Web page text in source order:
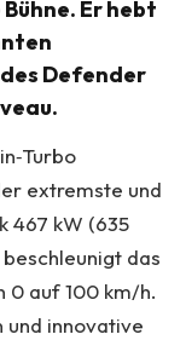
Er hebt
Defender
extremste und
467 kW (635
das
0 auf 100 km/h.
innovative